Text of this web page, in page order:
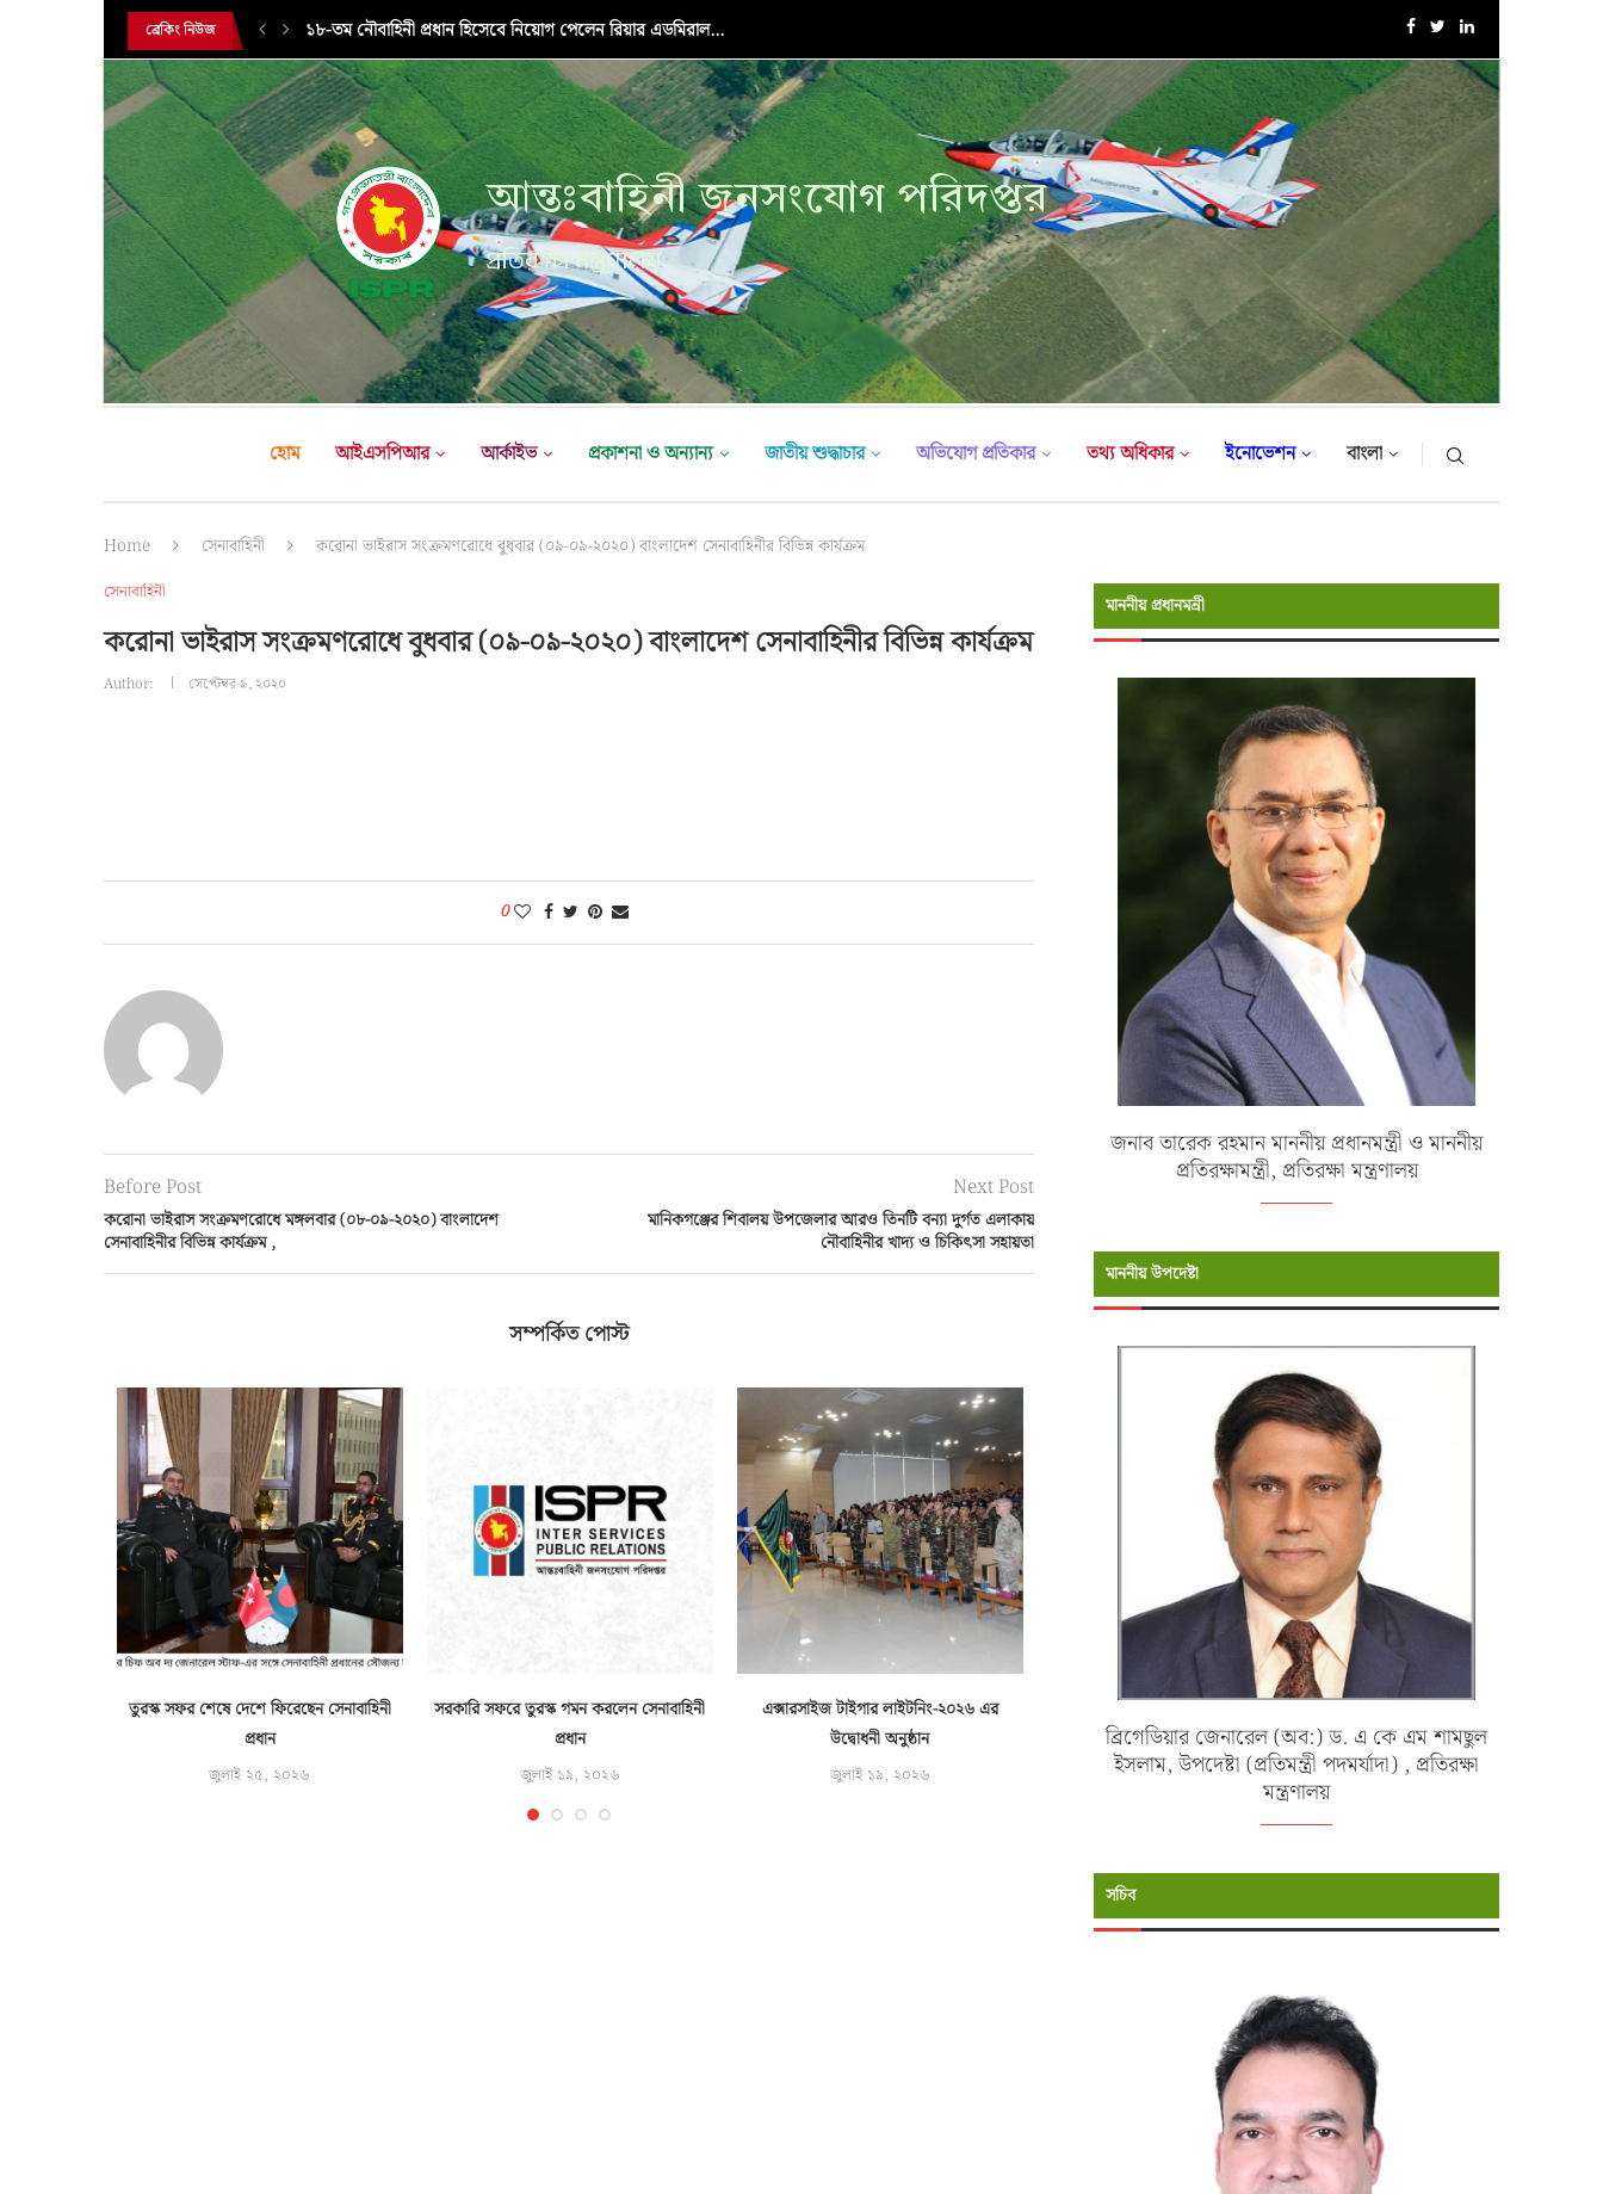
ব্রেকিং নিউজ ১৮-তম নৌবাহিনী প্রধান হিসেবে নিয়োগ পেলেন রিয়ার এডমিরাল... বাংলাদেশ সেনাবাহিনীর বৃক্ষরোপণ অভিযান ২০২৬ এর উদ্বোধন
আন্তঃবাহিনী জনসংযোগ পরিদপ্তর
প্রতিরক্ষা মন্ত্রণালয়
হোম আইএসপিআর আর্কাইভ প্রকাশনা ও অন্যান্য জাতীয় শুদ্ধাচার অভিযোগ প্রতিকার তথ্য অধিকার ইনোভেশন বাংলা
Home সেনাবাহিনী করোনা ভাইরাস সংক্রমণরোধে বুধবার (০৯-০৯-২০২০) বাংলাদেশ সেনাবাহিনীর বিভিন্ন কার্যক্রম
সেনাবাহিনী
করোনা ভাইরাস সংক্রমণরোধে বুধবার (০৯-০৯-২০২০) বাংলাদেশ সেনাবাহিনীর বিভিন্ন কার্যক্রম
Author: সেপ্টেম্বর ৯, ২০২০
0
Before Post
করোনা ভাইরাস সংক্রমণরোধে মঙ্গলবার (০৮-০৯-২০২০) বাংলাদেশ
সেনাবাহিনীর বিভিন্ন কার্যক্রম ,
Next Post
মানিকগঞ্জের শিবালয় উপজেলার আরও তিনটি বন্যা দুর্গত এলাকায়
নৌবাহিনীর খাদ্য ও চিকিৎসা সহায়তা
সম্পর্কিত পোস্ট
তুরস্ক সফর শেষে দেশে ফিরেছেন সেনাবাহিনী
প্রধান
জুলাই ২৫, ২০২৬
সরকারি সফরে তুরস্ক গমন করলেন সেনাবাহিনী
প্রধান
জুলাই ১৯, ২০২৬
এক্সারসাইজ টাইগার লাইটনিং-২০২৬ এর
উদ্বোধনী অনুষ্ঠান
জুলাই ১৯, ২০২৬
২০২৬ এর উদ্বোধন করলেন...
জুলাই ১৬, ২০২৬
মানবিক সহায়তা কার্যক্রম
জুলাই ১১, ২০২৬
মাননীয় প্রধানমন্রী
জনাব তারেক রহমান মাননীয় প্রধানমন্ত্রী ও মাননীয়
প্রতিরক্ষামন্ত্রী, প্রতিরক্ষা মন্ত্রণালয়
মাননীয় উপদেষ্টা
ব্রিগেডিয়ার জেনারেল (অব:) ড. এ কে এম শামছুল
ইসলাম, উপদেষ্টা (প্রতিমন্ত্রী পদমর্যাদা) , প্রতিরক্ষা
মন্ত্রণালয়
সচিব